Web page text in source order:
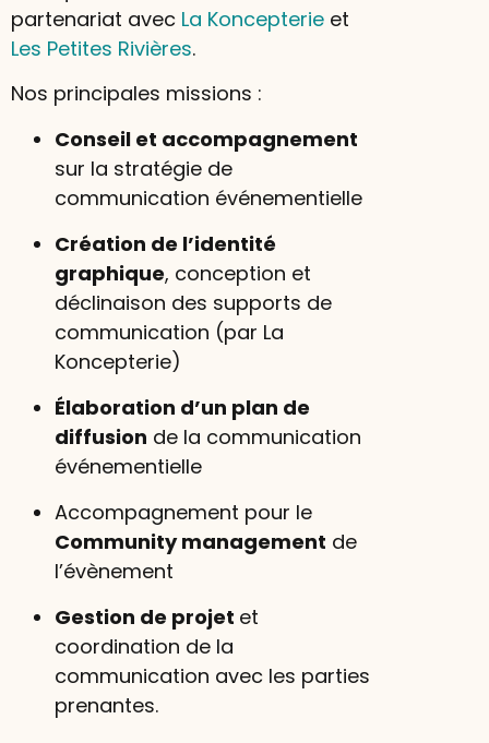
partenariat avec La Koncepterie et
Les Petites Rivières.
Nos principales missions :
Conseil et accompagnement
sur la stratégie de
communication événementielle
Création de l’identité
graphique, conception et
déclinaison des supports de
communication (par La
Koncepterie)
Élaboration d’un plan de
diffusion de la communication
événementielle
Accompagnement pour le
Community management de
l’évènement
Gestion de projet et
coordination de la
communication avec les parties
prenantes.